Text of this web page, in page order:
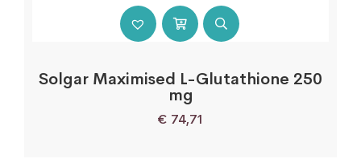
Solgar Maximised L-Glutathione 250
mg
€ 74,71